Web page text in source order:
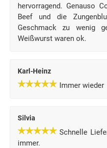
hervorragend. Genauso
Beef und die
Geschmack zu wenig
Weißwurst waren ok.
Karl-Heinz
Immer wieder
Silvia
Schnelle
immer.